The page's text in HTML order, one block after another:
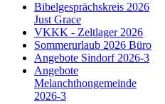
Bibelgesprächskreis 2026
Just Grace
VKKK - Zeltlager 2026
Sommerurlaub 2026 Büro
Angebote Sindorf 2026-3
Angebote
Melanchthongemeinde
2026-3